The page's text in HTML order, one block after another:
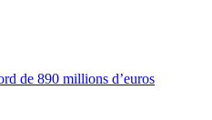
de 890 millions d’euros